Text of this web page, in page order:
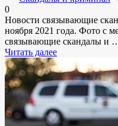
0
Новости связывающие
ноября 2021 года. Фото с
связывающие скандалы и
Читать далее